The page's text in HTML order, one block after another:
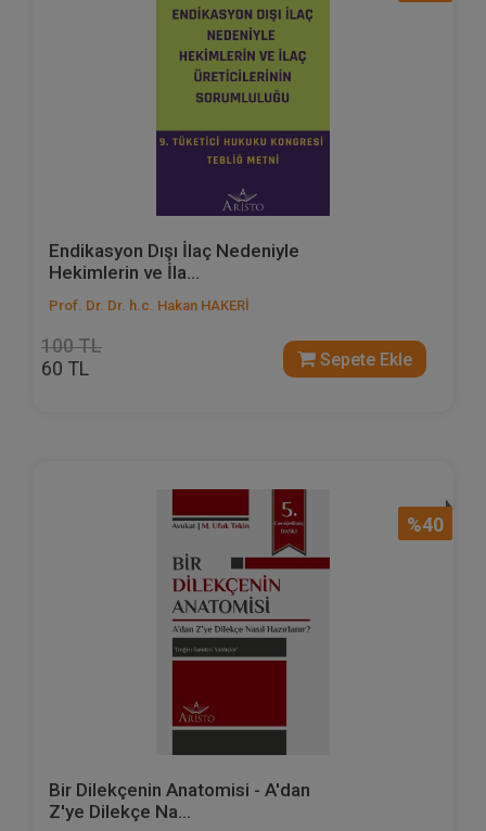
Endikasyon Dışı İlaç Nedeniyle
Hekimlerin ve İla...
Prof. Dr. Dr. h.c. Hakan HAKERİ
100 TL
60 TL Sepete Ekle
%40
Bir Dilekçenin Anatomisi - A'dan
Z'ye Dilekçe Na...